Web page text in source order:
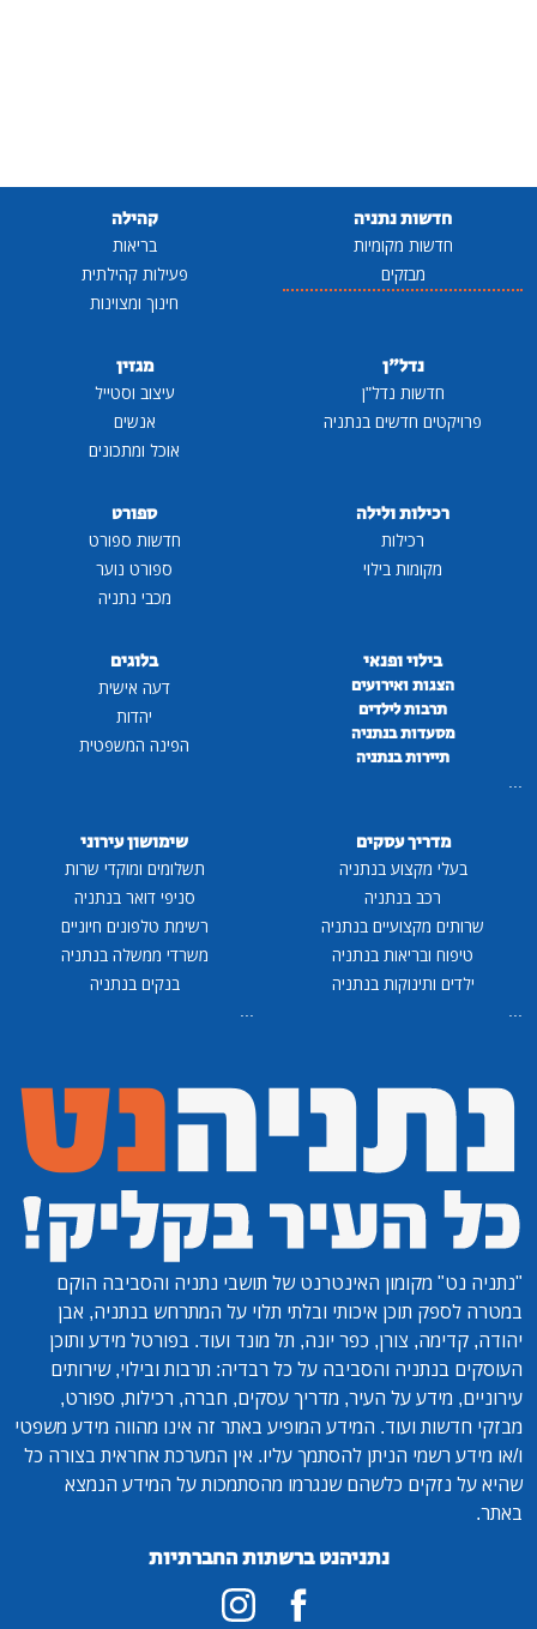
חדשות נתניה
חדשות מקומיות
מבזקים
קהילה
בריאות
פעילות קהילתית
חינוך ומצוינות
נדל"ן
חדשות נדל"ן
פרויקטים חדשים בנתניה
מגזין
עיצוב וסטייל
אנשים
אוכל ומתכונים
רכילות ולילה
רכילות
מקומות בילוי
ספורט
חדשות ספורט
ספורט נוער
מכבי נתניה
בילוי ופנאי
הצגות ואירועים
תרבות לילדים
מסעדות בנתניה
תיירות בנתניה
...
בלוגים
דעה אישית
יהדות
הפינה המשפטית
מדריך עסקים
בעלי מקצוע בנתניה
רכב בנתניה
שרותים מקצועיים בנתניה
טיפוח ובריאות בנתניה
ילדים ותינוקות בנתניה
...
שימושון עירוני
תשלומים ומוקדי שרות
סניפי דואר בנתניה
רשימת טלפונים חיוניים
משרדי ממשלה בנתניה
בנקים בנתניה
...
"נתניה נט" מקומון האינטרנט של תושבי נתניה והסביבה הוקם
במטרה לספק תוכן איכותי ובלתי תלוי על המתרחש בנתניה, אבן
יהודה, קדימה, צורן, כפר יונה, תל מונד ועוד. בפורטל מידע ותוכן
העוסקים בנתניה והסביבה על כל רבדיה: תרבות ובילוי, שירותים
עירוניים, מידע על העיר, מדריך עסקים, חברה, רכילות, ספורט,
מבזקי חדשות ועוד. המידע המופיע באתר זה אינו מהווה מידע משפטי
ו/או מידע רשמי הניתן להסתמך עליו. אין המערכת אחראית בצורה כל
שהיא על נזקים כלשהם שנגרמו מהסתמכות על המידע הנמצא
באתר.
נתניהנט ברשתות החברתיות